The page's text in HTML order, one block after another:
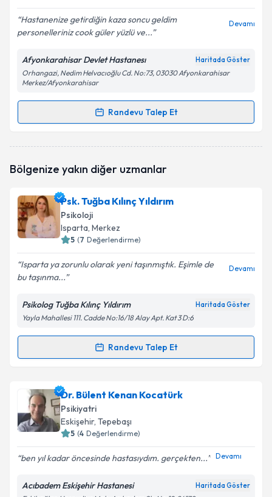
Kişisel verilerimin işlenmesine ilişkin
Aydınlatma
Metni'ni okudum ve kişisel verilerimin belirtilen
kapsamda işlenmesini kabul ediyorum.
Takvim Talebini Gönder
Hastanenize getirdiğin kaza soncu geldim
personelleriniz cook güler yüzlü ve...
Devamı
Afyonkarahisar Devlet Hastanesı Haritada Göster
Orhangazi, Nedim Helvacıoğlu Cd. No:73, 03030 Afyonkarahisar
Merkez/Afyonkarahisar
Randevu Talep Et
Randevu Takvimi Talebi
oluşturun. Size bu uzmandan randevu almanız için bir
E-posta Adresiniz
Kişisel verilerimin işlenmesine ilişkinAydınlatma
Metni
Bölgenize yakın diğer uzmanlar
Psk. Tuğba Kılınç Yıldırım
Psikoloji
Isparta, Merkez
5 (7 Değerlendirme)
Isparta ya zorunlu olarak yeni taşınmıştık. Eşimle de
bu taşınma...
Devamı
Psikolog Tuğba Kılınç Yıldırım Haritada Göster
Yayla Mahallesi 111. Cadde No:16/18 Alay Apt. Kat 3 D:6
Randevu Talep Et
Randevu Takvimi Talebi
Psk. Tuğba Kılınç Yıldırımiçin randevu takvimi talebi
oluşturun. Size bu uzmandan randevu almanız için bir
takvim hazırlandığında e-posta ile bilgilendireceğiz.
Dr. Bülent Kenan Kocatürk
Psikiyatri
Eskişehir, Tepebaşı
5 (4 Değerlendirme)
ben yıl kadar öncesinde hastasıydım. gerçekten... Devamı
Acıbadem Eskişehir Hastanesi Haritada Göster